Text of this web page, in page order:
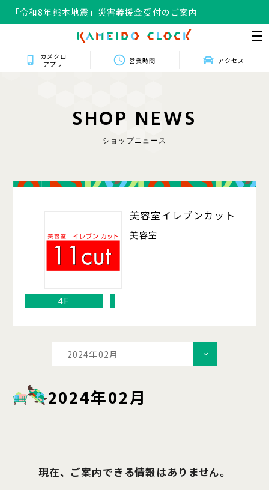
「令和8年熊本地震」災害義援金受付のご案内
カメクロ
アプリ
営業時間 アクセス
SHOP NEWS
ショップニュース
426
美容室イレブンカット
美容室
4F
2024年02月
2024年02月
現在、ご案内できる情報はありません。